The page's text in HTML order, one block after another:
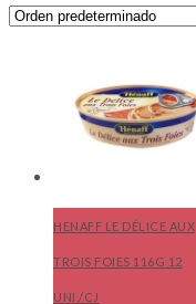
HENAFF LE DÉLICE AUX
TROIS FOIES 116G 12
UNI./CJ